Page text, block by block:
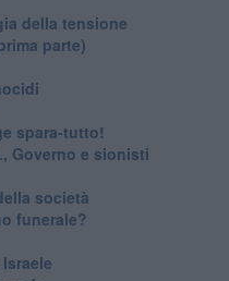
della tensione
parte)
spara-tutto!
Governo e sionisti
società
funerale?